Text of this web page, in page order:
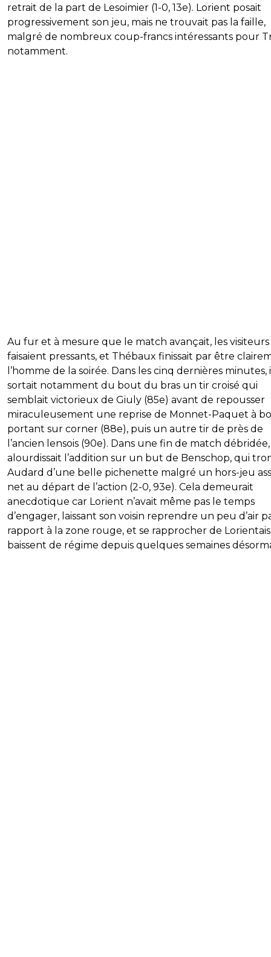
retrait de la part de Lesoimier (1-0, 13e). Lorient posait
progressivement son jeu, mais ne trouvait pas la faille,
malgré de nombreux coup-francs intéressants pour
notamment.
Au fur et à mesure que le match avançait, les visiteurs
faisaient pressants, et Thébaux finissait par être
l’homme de la soirée. Dans les cinq dernières minutes,
sortait notamment du bout du bras un tir croisé qui
semblait victorieux de Giuly (85e) avant de repousser
miraculeusement une reprise de Monnet-Paquet à
portant sur corner (88e), puis un autre tir de près de
l’ancien lensois (90e). Dans une fin de match
alourdissait l’addition sur un but de Benschop, qui
Audard d’une belle pichenette malgré un hors-jeu
net au départ de l’action (2-0, 93e). Cela demeurait
anecdotique car Lorient n’avait même pas le temps
d’engager, laissant son voisin reprendre un peu d’air
rapport à la zone rouge, et se rapprocher de
baissent de régime depuis quelques semaines